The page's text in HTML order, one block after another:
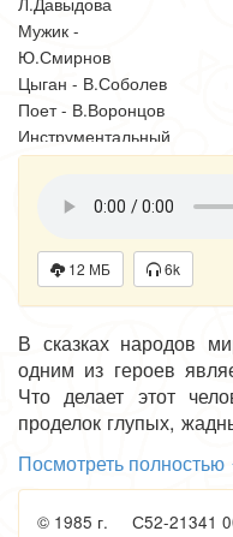
Мужик -
Ю.Смирнов
Цыган - В.Соболев
Поет - В.Воронцов
Инструментальный
ансамбль
В.Воронцова
Звукорежиссер
Т.Страканова
12 МБ 6k
В сказках народов
одним из героев
Что делает этот
проделок глупых,
этот хитрый
другого, да только
неприязни.Напротов,
Посмотреть полностью
© 1985 г. С52-21341